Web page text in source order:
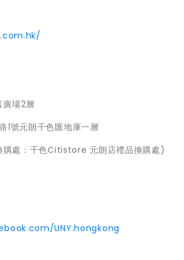
場2層
1號元朗千色匯地庫一層
購處：千色Citistore 元朗店禮品換購處)
UNY.hongkong